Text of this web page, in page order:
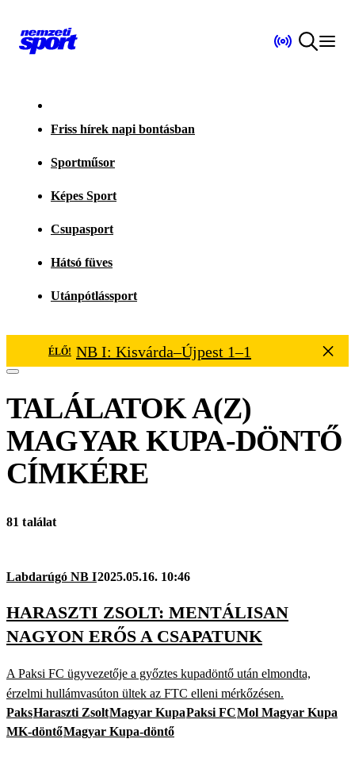
Friss hírek napi bontásban
Sportműsor
Képes Sport
Csupasport
Hátsó füves
Utánpótlássport
ÉLŐ! NB I: Kisvárda–Újpest 1–1
TALÁLATOK A(Z)
MAGYAR KUPA-DÖNTŐ
CÍMKÉRE
81 találat
Labdarúgó NB I2025.05.16. 10:46
HARASZTI ZSOLT: MENTÁLISAN
NAGYON ERŐS A CSAPATUNK
A Paksi FC ügyvezetője a győztes kupadöntő után elmondta,
érzelmi hullámvasúton ültek az FTC elleni mérkőzésen.
PaksHaraszti ZsoltMagyar KupaPaksi FCMol Magyar Kupa
MK-döntőMagyar Kupa-döntő